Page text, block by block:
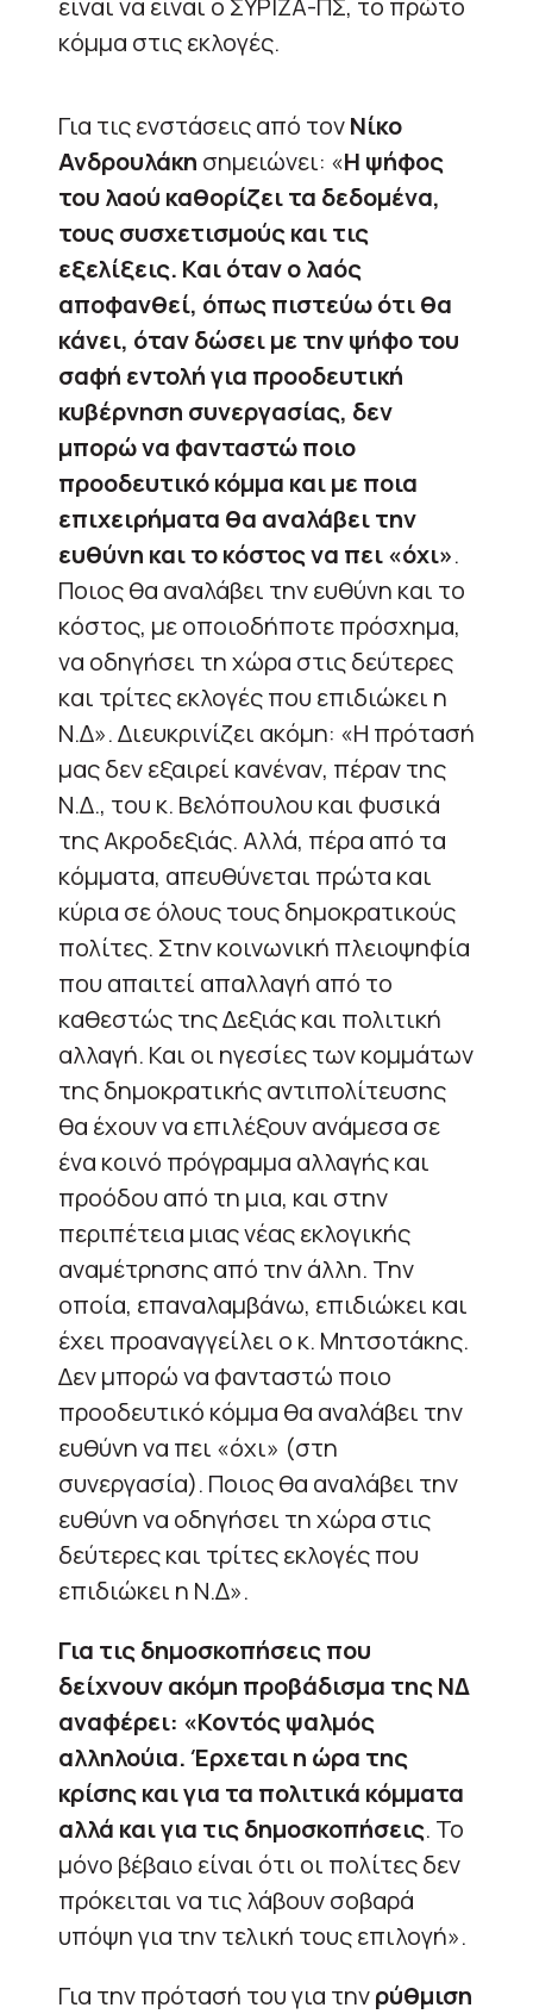
κόμμα στις εκλογές.
Για τις ενστάσεις από τονΝίκο
Ανδρουλάκη σημειώνει: «Η ψήφος
του λαού καθορίζει τα δεδομένα,
τους συσχετισμούς και τις
εξελίξεις. Και όταν ο λαός
αποφανθεί, όπως πιστεύω ότι θα
κάνει, όταν δώσει με την ψήφο του
σαφή εντολή για προοδευτική
κυβέρνηση συνεργασίας, δεν
μπορώ να φανταστώ ποιο
προοδευτικό κόμμα και με ποια
επιχειρήματα θα αναλάβει την
ευθύνη και το κόστος να πει «όχι».
Ποιος θα αναλάβει την ευθύνη και το
κόστος, με οποιοδήποτε πρόσχημα,
να οδηγήσει τη χώρα στις δεύτερες
και τρίτες εκλογές που επιδιώκει η
Ν.Δ». Διευκρινίζει ακόμη: «Η πρότασή
μας δεν εξαιρεί κανέναν, πέραν της
Ν.Δ., του κ. Βελόπουλου και φυσικά
της Ακροδεξιάς. Αλλά, πέρα από τα
κόμματα, απευθύνεται πρώτα και
κύρια σε όλους τους δημοκρατικούς
πολίτες. Στην κοινωνική πλειοψηφία
που απαιτεί απαλλαγή από το
καθεστώς της Δεξιάς και πολιτική
αλλαγή. Και οι ηγεσίες των κομμάτων
της δημοκρατικής αντιπολίτευσης
θα έχουν να επιλέξουν ανάμεσα σε
ένα κοινό πρόγραμμα αλλαγής και
προόδου από τη μια, και στην
περιπέτεια μιας νέας εκλογικής
αναμέτρησης από την άλλη. Την
οποία, επαναλαμβάνω, επιδιώκει και
έχει προαναγγείλει ο κ. Μητσοτάκης.
Δεν μπορώ να φανταστώ ποιο
προοδευτικό κόμμα θα αναλάβει την
ευθύνη να πει «όχι» (στη
συνεργασία). Ποιος θα αναλάβει την
ευθύνη να οδηγήσει τη χώρα στις
δεύτερες και τρίτες εκλογές που
επιδιώκει η Ν.Δ».
Για τις δημοσκοπήσεις που
δείχνουν ακόμη προβάδισμα της ΝΔ
αναφέρει: «Κοντός ψαλμός
αλληλούια.Έρχεται η ώρα της
κρίσης και για τα πολιτικά κόμματα
αλλά και για τις δημοσκοπήσεις. Το
μόνο βέβαιο είναι ότι οι πολίτες δεν
πρόκειται να τις λάβουν σοβαρά
υπόψη για την τελική τους επιλογή».
Για την πρότασή του για τηνρύθμιση